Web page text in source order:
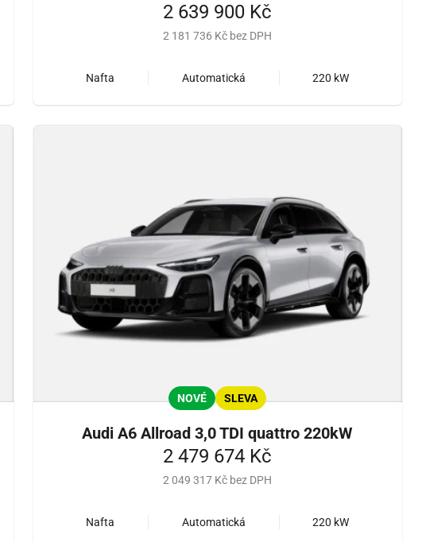
2 639 900 Kč
2 181 736 Kč bez DPH
Nafta Automatická 220 kW
NOVÉ SLEVA
Audi A6 Allroad 3,0 TDI quattro 220kW
2 479 674 Kč
2 049 317 Kč bez DPH
Nafta Automatická 220 kW